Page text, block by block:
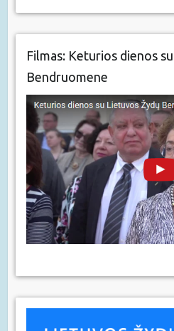
Filmas: Keturios dienos
Bendruomene